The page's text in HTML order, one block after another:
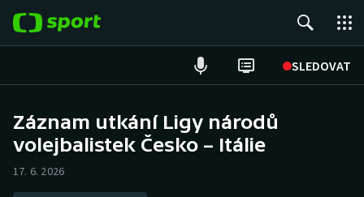
SLEDOVAT
Hokej
Záznam utkání Ligy národů
volejbalistek Česko – Itálie
17. 6. 2026